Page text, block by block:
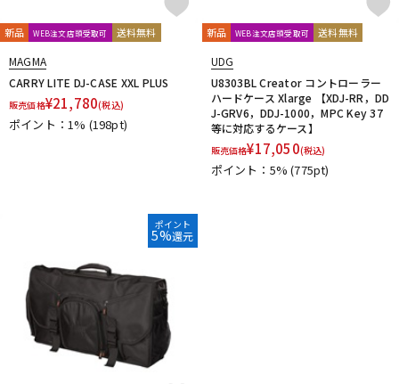
新品 WEB注文店頭受取可 送料無料
MAGMA
CARRY LITE DJ-CASE XXL PLUS
販売価格¥21,780(税込)
ポイント：1% (198pt)
新品 WEB注文店頭受取可 送料無料
UDG
U8303BL Creator コントローラー
ハードケース Xlarge 【XDJ-RR，DD
J-GRV6，DDJ-1000，MPC Key 37
等に対応するケース】
販売価格¥17,050(税込)
ポイント：5%(775pt)
ポイント
5%還元